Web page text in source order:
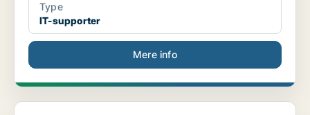
Type
IT-supporter
Mere info
Nordværk søger IT-supporter